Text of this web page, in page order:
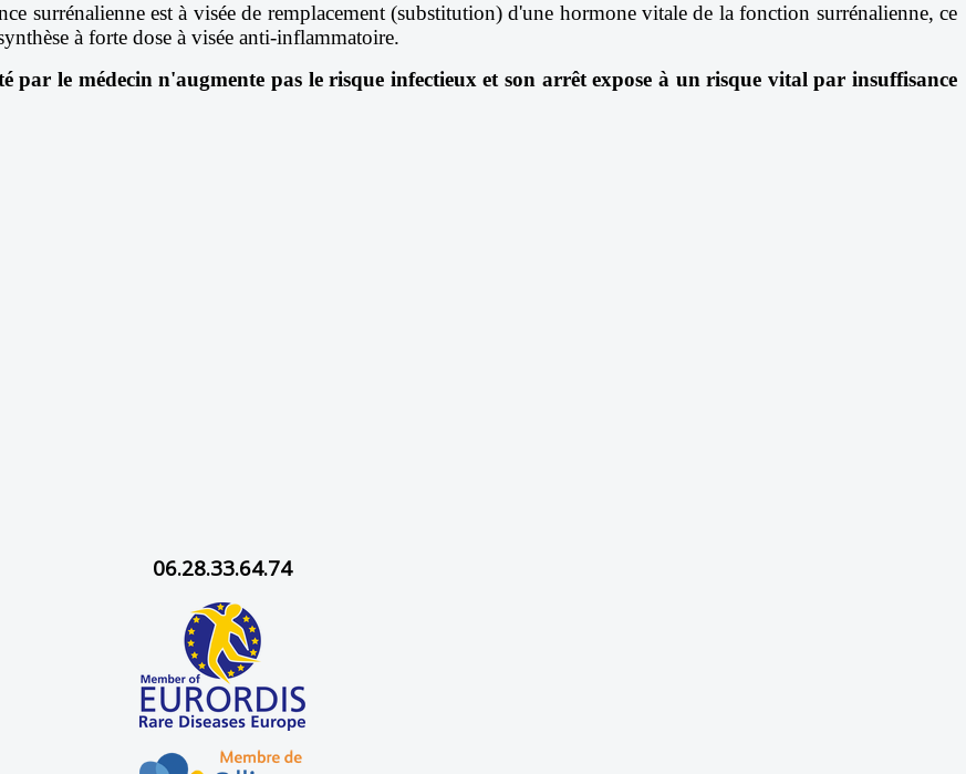
surrénalienne est à visée de remplacement (substitution) d'une hormone vitale de la fonction surrénalienne, ce
à forte dose à visée anti-inflammatoire.
le médecin n'augmente pas le risque infectieux et son arrêt expose à un risque vital par insuffisance
06.28.33.64.74